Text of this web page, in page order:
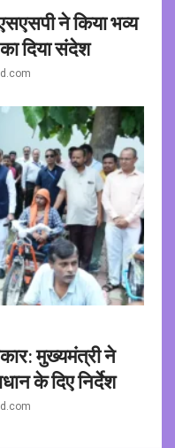
ने किया भव्य
दिया संदेश
मुख्यमंत्री ने
के दिए निर्देश